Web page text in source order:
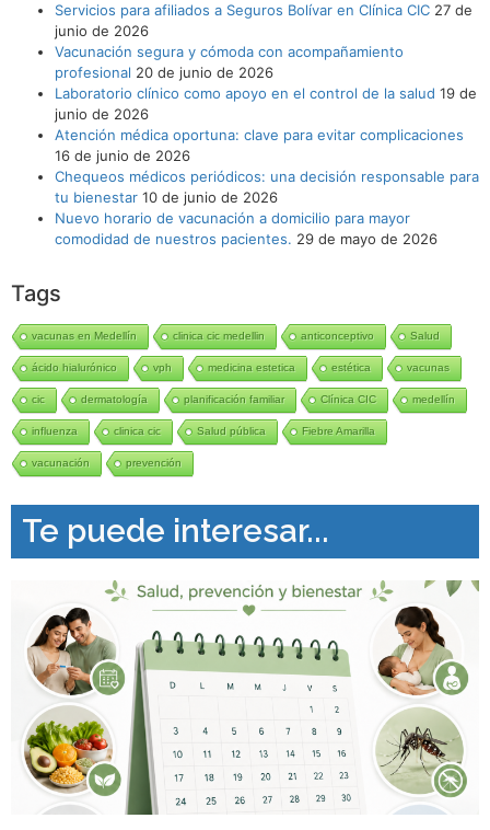
Servicios para afiliados a Seguros Bolívar en Clínica CIC 27 de
junio de 2026
Vacunación segura y cómoda con acompañamiento
profesional 20 de junio de 2026
Laboratorio clínico como apoyo en el control de la salud 19 de
junio de 2026
Atención médica oportuna: clave para evitar complicaciones
16 de junio de 2026
Chequeos médicos periódicos: una decisión responsable para
tu bienestar 10 de junio de 2026
Nuevo horario de vacunación a domicilio para mayor
comodidad de nuestros pacientes. 29 de mayo de 2026
Tags
vacunas en Medellín clinica cic medellin anticonceptivo Salud
ácido hialurónico vph medicina estetica estética vacunas
cic dermatología planificación familiar Clínica CIC medellín
influenza clinica cic Salud pública Fiebre Amarilla
vacunación prevención
Te puede interesar...